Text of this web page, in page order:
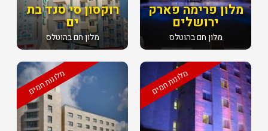
רוקסון סי סנד בת
ים
מלון חם בהוטלס
מלון פרימה פארק
ירושלים
מלון חם בהוטלס
מלונות חמים מלונות חמים